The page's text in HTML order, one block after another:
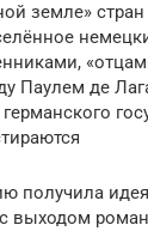
земле»
Паулем де
получила
выходом